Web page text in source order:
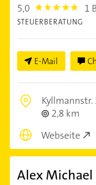
5,0 5.0 1
STEUERBERATUNG
E-Mail
Kyllmannstr.
2,8 km
Webseite
Alex